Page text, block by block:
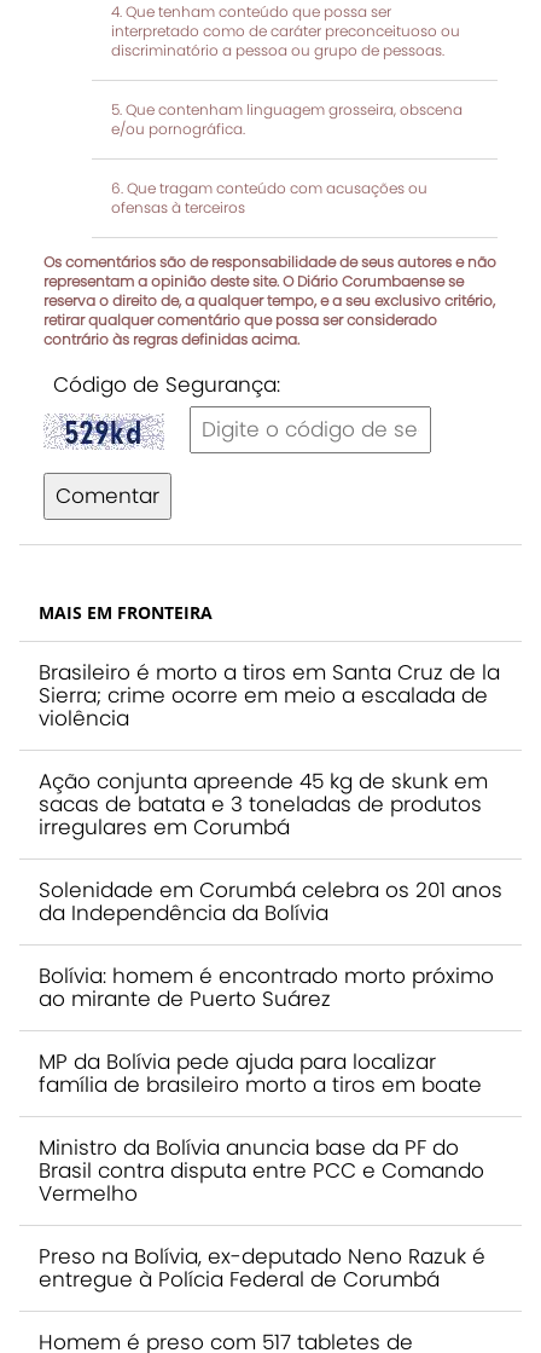
Que tenham conteúdo que possa ser
interpretado como de caráter preconceituoso ou
discriminatório a pessoa ou grupo de pessoas.
Que contenham linguagem grosseira, obscena
e/ou pornográfica.
Que tragam conteúdo com acusações ou
ofensas à terceiros
Os comentários são de responsabilidade de seus autores e não
representam a opinião deste site. O Diário Corumbaense se
reserva o direito de, a qualquer tempo, e a seu exclusivo critério,
retirar qualquer comentário que possa ser considerado
contrário às regras definidas acima.
Código de Segurança:
Comentar
MAIS EM FRONTEIRA
Brasileiro é morto a tiros em Santa Cruz de la
Sierra; crime ocorre em meio a escalada de
violência
Ação conjunta apreende 45 kg de skunk em
sacas de batata e 3 toneladas de produtos
irregulares em Corumbá
Solenidade em Corumbá celebra os 201 anos
da Independência da Bolívia
Bolívia: homem é encontrado morto próximo
ao mirante de Puerto Suárez
MP da Bolívia pede ajuda para localizar
família de brasileiro morto a tiros em boate
Ministro da Bolívia anuncia base da PF do
Brasil contra disputa entre PCC e Comando
Vermelho
Preso na Bolívia, ex-deputado Neno Razuk é
entregue à Polícia Federal de Corumbá
Homem é preso com 517 tabletes de